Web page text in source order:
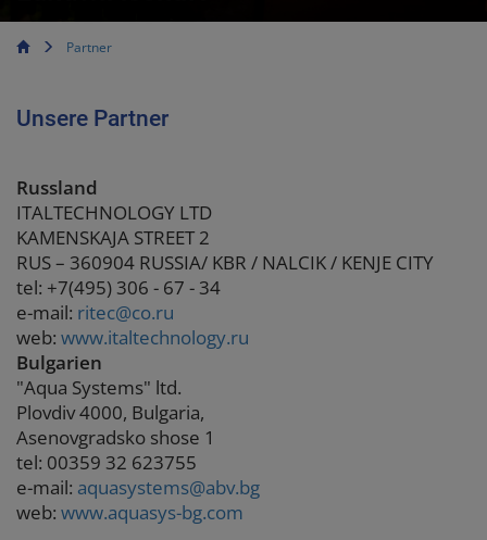
Partner
Unsere Partner
Russland
ITALTECHNOLOGY LTD
KAMENSKAJA STREET 2
RUS – 360904 RUSSIA/ KBR / NALCIK / KENJE CITY
tel: +7(495) 306 - 67 - 34
e-mail: ritec@co.ru
web: www.italtechnology.ru
Bulgarien
"Aqua Systems" ltd.
Plovdiv 4000, Bulgaria,
Asenovgradsko shose 1
tel: 00359 32 623755
e-mail: aquasystems@abv.bg
web: www.aquasys-bg.com